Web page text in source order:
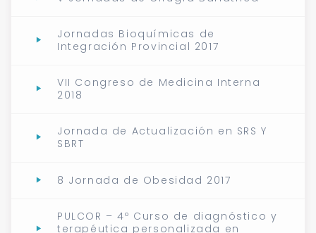
Jornadas Bioquímicas de
Integración Provincial 2017
VII Congreso de Medicina Interna
2018
Jornada de Actualización en SRS Y
SBRT
8 Jornada de Obesidad 2017
PULCOR – 4º Curso de diagnóstico y
terapéutica personalizada en